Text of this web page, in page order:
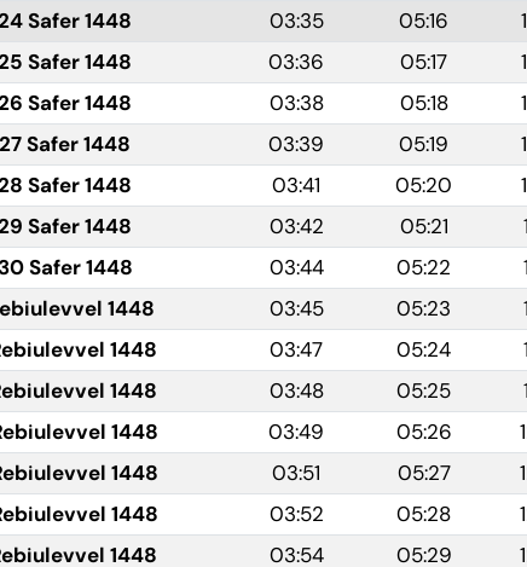
Safer 1448 03:35 05:16
Safer 1448 03:36 05:17
Safer 1448 03:38 05:18
27 Safer 1448 03:39 05:19
Safer 1448 03:41 05:20
Safer 1448 03:42 05:21
Safer 1448 03:44 05:22
1448 03:45 05:23
1448 03:47 05:24
1448 03:48 05:25
1448 03:49 05:26
1448 03:51 05:27
1448 03:52 05:28
1448 03:54 05:29